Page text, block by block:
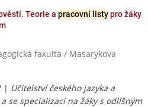
Teorie a pracovní listypro žáky
fakulta / Masarykova
| Učitelství českého jazyka a
se specializací na žáky s odlišným